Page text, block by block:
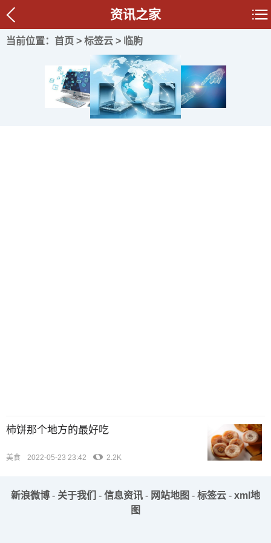
资讯之家
当前位置： 首页 > 标签云 > 临朐
柿饼那个地方的最好吃
美食 2022-05-23 23:42 2.2K
新浪微博 - 关于我们 - 信息资讯 - 网站地图 - 标签云 - xml地
图